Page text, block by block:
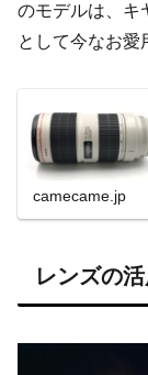
のモデルは、キ
として今なお愛
camecame.jp
レンズの